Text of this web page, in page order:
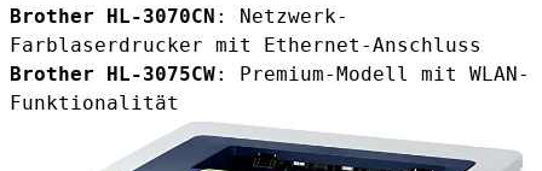
Brother HL-3070CN : Netzwerk-
Farblaserdrucker mit Ethernet-Anschluss
Brother HL-3075CW: Premium-Modell mit WLAN-
Funktionalität